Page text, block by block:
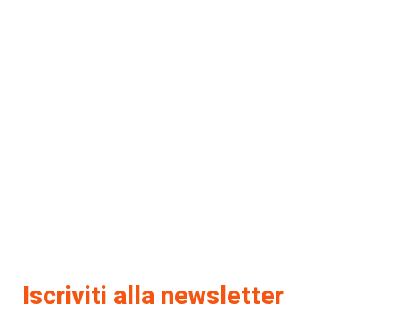
Iscriviti alla newsletter